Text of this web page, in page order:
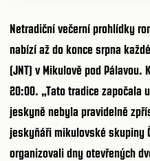
Netradičnívečerní prohlídky
nabízí až do konce srpna
(JNT) v Mikulově pod Pálavou.
20:00. „Tato tradice započala
jeskyně nebyla pravidelně
jeskyňáři mikulovské skupiny
organizovali dny otevřených